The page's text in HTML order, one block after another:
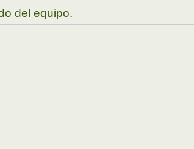
del equipo.